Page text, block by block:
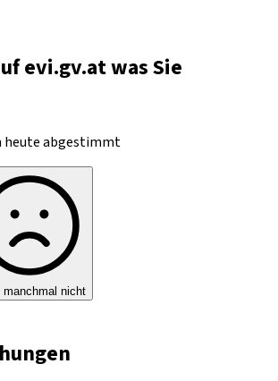
evi.gv.at was Sie
heute abgestimmt
manchmal nicht